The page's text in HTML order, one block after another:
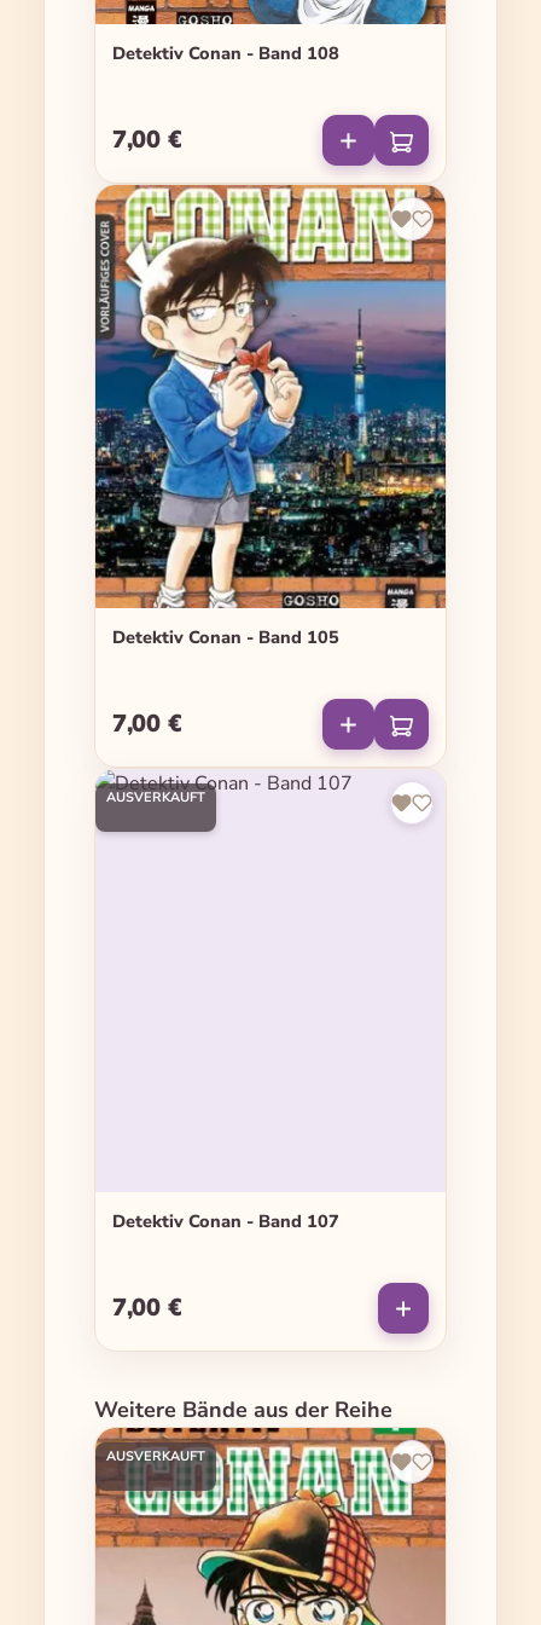
Detektiv Conan - Band 108
Regulärer Preis:
7,00 €
Detektiv Conan - Band 105
Regulärer Preis:
7,00 €
AUSVERKAUFT
Detektiv Conan - Band 107
Regulärer Preis:
7,00 €
Produktgalerie überspringen
Weitere Bände aus der Reihe
AUSVERKAUFT